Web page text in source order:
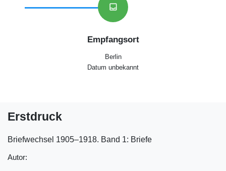
inbox
Empfangsort
Berlin
Datum unbekannt
Erstdruck
Briefwechsel 1905‒1918. Band 1: Briefe
Autor: